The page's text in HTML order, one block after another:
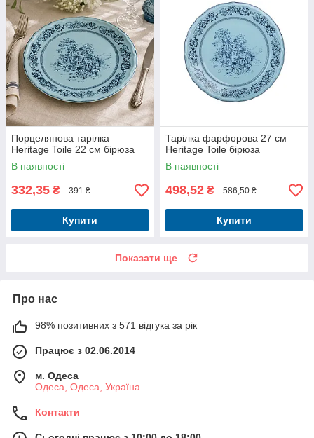
Порцелянова тарілка
Heritage Toile 22 см бірюза
В наявності
332,35 ₴ 391 ₴
Купити
Тарілка фарфорова 27 см
Heritage Toile бірюза
В наявності
498,52 ₴ 586,50 ₴
Купити
Показати ще
Про нас
98% позитивних з 571 відгука за рік
Працює з 02.06.2014
м. Одеса
Одеса, Одеса, Україна
Контакти